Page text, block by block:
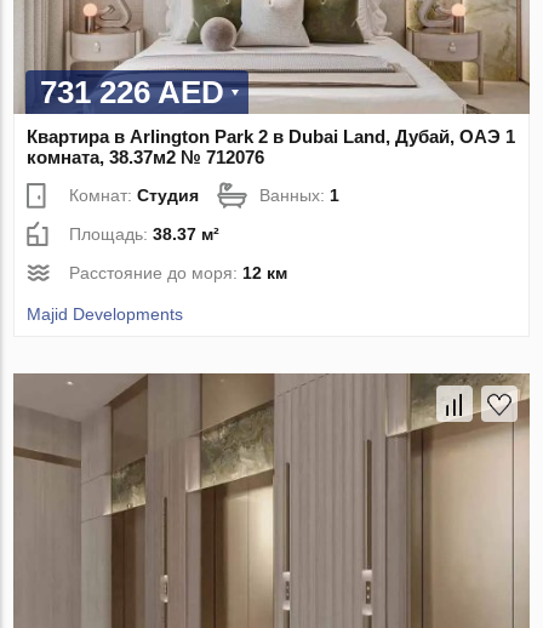
731 226 AED
Квартира в Arlington Park 2 в Dubai Land, Дубай, ОАЭ 1
комната, 38.37м2 № 712076
Комнат:Студия Ванных: 1
Площадь:38.37 м²
Расстояние до моря: 12 км
Majid Developments